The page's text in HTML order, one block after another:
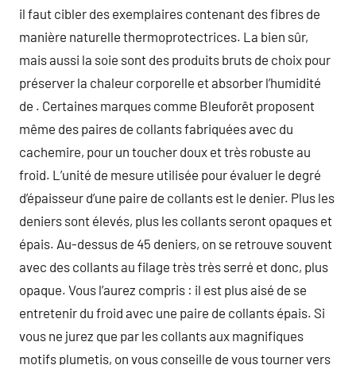
il faut cibler des exemplaires contenant des fibres de
manière naturelle thermoprotectrices. La bien sûr,
mais aussi la soie sont des produits bruts de choix pour
préserver la chaleur corporelle et absorber l’humidité
de . Certaines marques comme Bleuforêt proposent
même des paires de collants fabriquées avec du
cachemire, pour un toucher doux et très robuste au
froid. L’unité de mesure utilisée pour évaluer le degré
d’épaisseur d’une paire de collants est le denier. Plus les
deniers sont élevés, plus les collants seront opaques et
épais. Au-dessus de 45 deniers, on se retrouve souvent
avec des collants au filage très très serré et donc, plus
opaque. Vous l’aurez compris : il est plus aisé de se
entretenir du froid avec une paire de collants épais. Si
vous ne jurez que par les collants aux magnifiques
motifs plumetis, on vous conseille de vous tourner vers